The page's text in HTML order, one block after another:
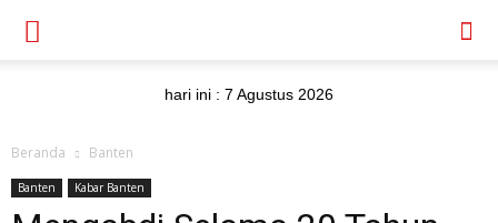
hari ini : 7 Agustus 2026
Beranda Banten
Banten Kabar Banten